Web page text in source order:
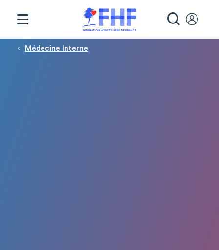
Fil d'Ariane
Médecine Interne
Panneau de gestion des cookies